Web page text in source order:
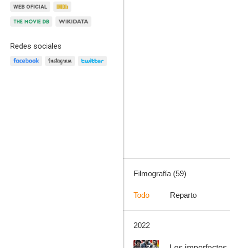
Redes sociales
7.5
Filmografía (59)
Todo Reparto
2022